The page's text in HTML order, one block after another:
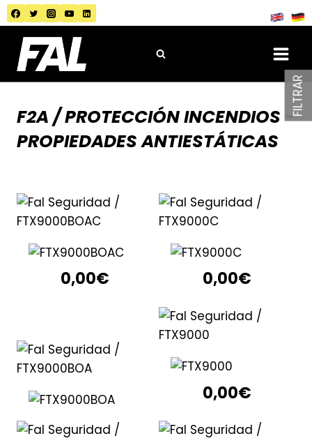
Saltar
al
contenido
F2A / PROTECCIÓN INCENDIOS -
PROPIEDADES ANTIESTÁTICAS
0,00€ 0,00€
0,00€
FILTRAR